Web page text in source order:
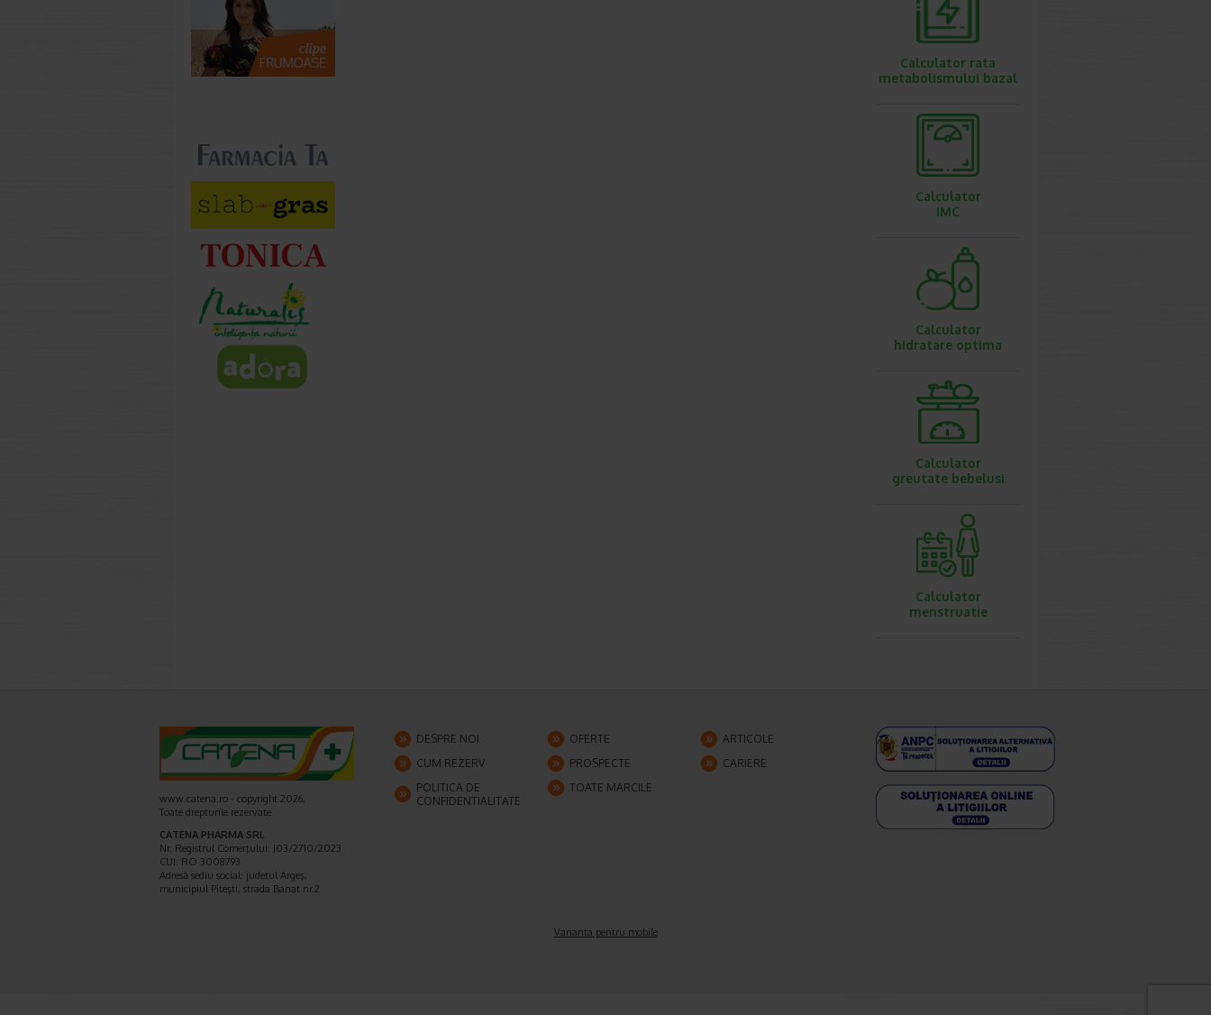
Calculator rata
metabolismului bazal
Calculator
IMC
Calculator
hidratare optima
Calculator
greutate bebelusi
Calculator
menstruatie
www.catena.ro - copyright 2026,
Toate drepturile rezervate
CATENA PHARMA SRL
Nr. Registrul Comerţului: J03/2710/2023
CUI: RO 3008793
Adresă sediu social: judetul Argeş,
municipiul Piteşti, strada Banat nr.2
DESPRE NOI OFERTE
ARTICOLE
CUM REZERV
PROSPECTE
CARIERE
POLITICA DE
CONFIDENTIALITATE
TOATE MARCILE
Varianta pentru mobile